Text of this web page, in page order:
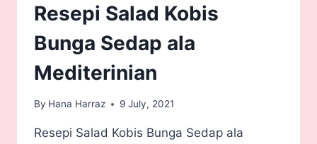
Resepi Salad Kobis
Bunga Sedap ala
Mediterinian
By Hana Harraz 9 July, 2021
Resepi Salad Kobis Bunga Sedap ala